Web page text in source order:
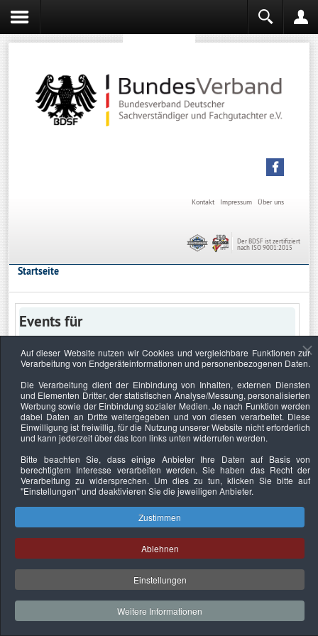
Über uns
Impressum
Kontakt
Der BDSF ist zertifiziert
nach ISO 9001:2015
Startseite
Events für
Keine Termine
Datenschutzerklärung Urheberrechtsnachweise Nachhaltigkeit
Copyright © 2026. Bundesverband Deutscher
Sachverständiger und Fachgutachter e.V..
Auf dieser Website nutzen wir Cookies und vergleichbare Funktionen zur
Verarbeitung von Endgeräteinformationen und personenbezogenen Daten.
Die Verarbeitung dient der Einbindung von Inhalten, externen Diensten
und Elementen Dritter, der statistischen Analyse/Messung, personalisierten
Werbung sowie der Einbindung sozialer Medien. Je nach Funktion werden
dabei Daten an Dritte weitergegeben und von diesen verarbeitet. Diese
Einwilligung ist freiwillig, für die Nutzung unserer Website nicht erforderlich
und kann jederzeit über das Icon links unten widerrufen werden.
Bitte beachten Sie, dass einige Anbieter Ihre Daten auf Basis von
berechtigtem Interesse verarbeiten werden. Sie haben das Recht der
Verarbeitung zu widersprechen. Um dies zu tun, klicken Sie bitte auf
"Einstellungen"und deaktivieren Sie die jeweiligen Anbieter.
Zustimmen
Ablehnen
Einstellungen
Weitere Informationen